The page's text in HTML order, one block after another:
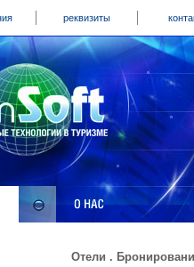
реквизиты
Отели .